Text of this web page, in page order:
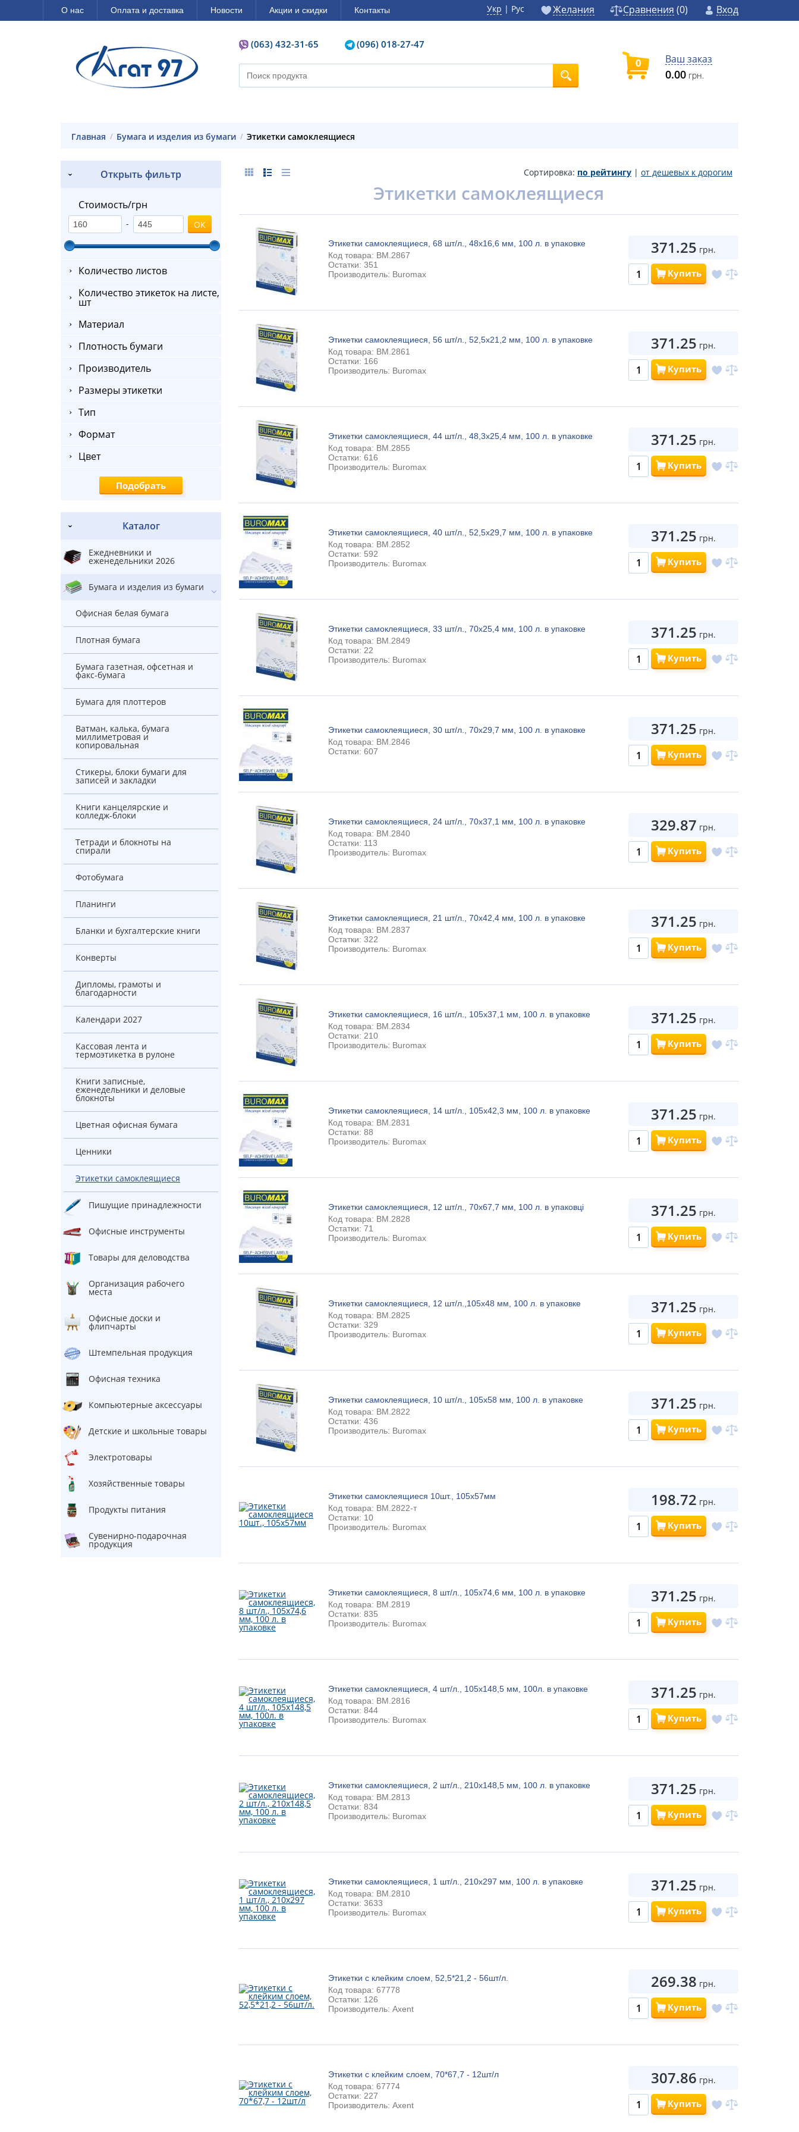
О нас Оплата и доставка Новости Акции и скидки Контакты Укр | Рус Желания Сравнения (0) Вход
(063) 432-31-65 (096) 018-27-47
0 Ваш заказ
0.00грн.
Главная Бумага и изделия из бумаги Этикетки самоклеящиеся
Открыть фильтр
Стоимость/грн
-
Количество листов
Количество этикеток на листе,
шт
Материал
Плотность бумаги
Производитель
Размеры этикетки
Тип
Формат
Цвет
Каталог
Ежедневники и
еженедельники 2026
Бумага и изделия из бумаги
Офисная белая бумага
Плотная бумага
Бумага газетная, офсетная и
факс-бумага
Бумага для плоттеров
Ватман, калька, бумага
миллиметровая и
копировальная
Стикеры, блоки бумаги для
записей и закладки
Книги канцелярские и
колледж-блоки
Тетради и блокноты на
спирали
Фотобумага
Планинги
Бланки и бухгалтерские книги
Конверты
Дипломы, грамоты и
благодарности
Календари 2027
Кассовая лента и
термоэтикетка в рулоне
Книги записные,
еженедельники и деловые
блокноты
Цветная офисная бумага
Ценники
Этикетки самоклеящиеся
Пишущие принадлежности
Офисные инструменты
Товары для деловодства
Организация рабочего
места
Офисные доски и
флипчарты
Штемпельная продукция
Офисная техника
Компьютерные аксессуары
Детские и школьные товары
Электротовары
Хозяйственные товары
Продукты питания
Сувенирно-подарочная
продукция
Сортировка: по рейтингу | от дешевых к дорогим
Этикетки самоклеящиеся
Этикетки самоклеящиеся, 68 шт/л., 48х16,6 мм, 100 л. в упаковке
Код товара: BM.2867
Остатки: 351
Производитель: Buromax
371.25 грн.
Купить
Этикетки самоклеящиеся, 56 шт/л., 52,5х21,2 мм, 100 л. в упаковке
Код товара: BM.2861
Остатки: 166
Производитель: Buromax
371.25 грн.
Купить
Этикетки самоклеящиеся, 44 шт/л., 48,3х25,4 мм, 100 л. в упаковке
Код товара: BM.2855
Остатки: 616
Производитель: Buromax
371.25 грн.
Купить
Этикетки самоклеящиеся, 40 шт/л., 52,5х29,7 мм, 100 л. в упаковке
Код товара: BM.2852
Остатки: 592
Производитель: Buromax
371.25 грн.
Купить
Этикетки самоклеящиеся, 33 шт/л., 70х25,4 мм, 100 л. в упаковке
Код товара: BM.2849
Остатки: 22
Производитель: Buromax
371.25 грн.
Купить
Этикетки самоклеящиеся, 30 шт/л., 70х29,7 мм, 100 л. в упаковке
Код товара: BM.2846
Остатки: 607
371.25 грн.
Купить
Этикетки самоклеящиеся, 24 шт/л., 70х37,1 мм, 100 л. в упаковке
Код товара: BM.2840
Остатки: 113
Производитель: Buromax
329.87 грн.
Купить
Этикетки самоклеящиеся, 21 шт/л., 70х42,4 мм, 100 л. в упаковке
Код товара: BM.2837
Остатки: 322
Производитель: Buromax
371.25 грн.
Купить
Этикетки самоклеящиеся, 16 шт/л., 105х37,1 мм, 100 л. в упаковке
Код товара: BM.2834
Остатки: 210
Производитель: Buromax
371.25 грн.
Купить
Этикетки самоклеящиеся, 14 шт/л., 105х42,3 мм, 100 л. в упаковке
Код товара: BM.2831
Остатки: 88
Производитель: Buromax
371.25 грн.
Купить
Этикетки самоклеящиеся, 12 шт/л., 70х67,7 мм, 100 л. в упаковці
Код товара: BM.2828
Остатки: 71
Производитель: Buromax
371.25 грн.
Купить
Этикетки самоклеящиеся, 12 шт/л.,105х48 мм, 100 л. в упаковке
Код товара: BM.2825
Остатки: 329
Производитель: Buromax
371.25 грн.
Купить
Этикетки самоклеящиеся, 10 шт/л., 105х58 мм, 100 л. в упаковке
Код товара: BM.2822
Остатки: 436
Производитель: Buromax
371.25 грн.
Купить
Этикетки самоклеящиеся 10шт., 105х57мм
Код товара: BM.2822-т
Остатки: 10
Производитель: Buromax
198.72 грн.
Купить
Этикетки самоклеящиеся, 8 шт/л., 105х74,6 мм, 100 л. в упаковке
Код товара: BM.2819
Остатки: 835
Производитель: Buromax
371.25 грн.
Купить
Этикетки самоклеящиеся, 4 шт/л., 105х148,5 мм, 100л. в упаковке
Код товара: BM.2816
Остатки: 844
Производитель: Buromax
371.25 грн.
Купить
Этикетки самоклеящиеся, 2 шт/л., 210х148,5 мм, 100 л. в упаковке
Код товара: BM.2813
Остатки: 834
Производитель: Buromax
371.25 грн.
Купить
Этикетки самоклеящиеся, 1 шт/л., 210х297 мм, 100 л. в упаковке
Код товара: BM.2810
Остатки: 3633
Производитель: Buromax
371.25 грн.
Купить
Этикетки с клейким слоем, 52,5*21,2 - 56шт/л.
Код товара: 67778
Остатки: 126
Производитель: Axent
269.38 грн.
Купить
Этикетки с клейким слоем, 70*67,7 - 12шт/л
Код товара: 67774
Остатки: 227
Производитель: Axent
307.86 грн.
Купить